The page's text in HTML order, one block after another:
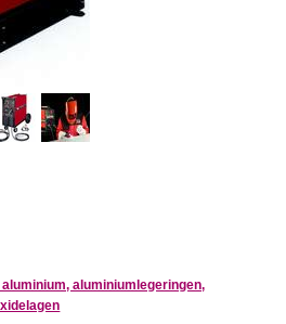
aluminiumlegeringen,